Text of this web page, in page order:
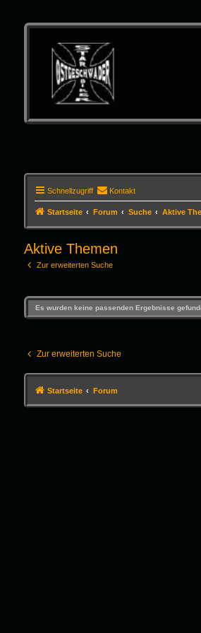
Schnellzugriff Kontakt
Startseite Forum Suche Aktive
Aktive Themen
Zur erweiterten Suche
Es wurden keine passenden Ergebnisse
Zur erweiterten Suche
Startseite Forum